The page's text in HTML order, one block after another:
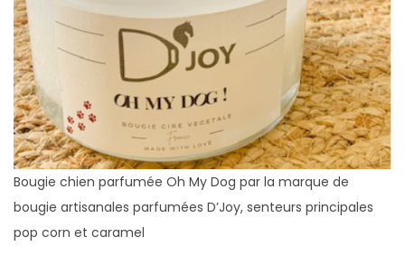
Bougie chien parfumée Oh My Dog par la marque de
bougie artisanales parfumées D’Joy, senteurs principales
pop corn et caramel